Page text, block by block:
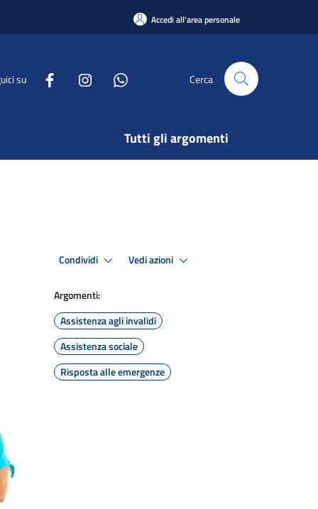
Accedi all'area personale
su Cerca
Tutti gli argomenti
Condividi Vedi azioni
Argomenti:
Assistenza agli invalidi
Assistenza sociale
Risposta alle emergenze